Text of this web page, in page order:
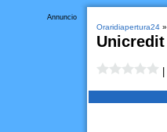
Annuncio
Oraridiapertura24»
Unicredit